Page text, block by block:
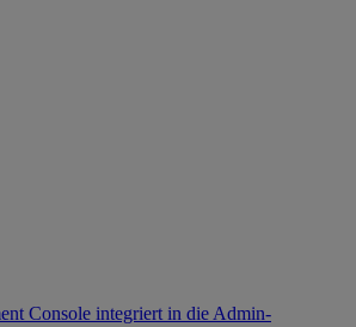
Console integriert in die Admin-